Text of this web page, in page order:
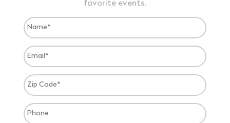
favorite events.